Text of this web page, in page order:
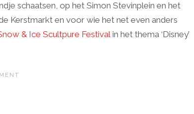
schaatsen, op het Simon Stevinplein en het
Kerstmarkt en voor wie het net even anders
& Ice Scultpure Festivalin het thema ‘Disney’